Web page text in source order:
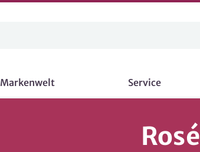
Markenwelt Service
Rosé